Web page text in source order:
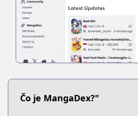
Čo je MangaDex?"